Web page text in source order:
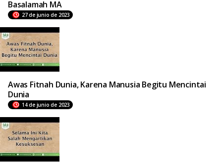
Basalamah MA
27 de junio de 2023
Awas Fitnah Dunia, Karena Manusia Begitu Mencintai
Dunia
14 de junio de 2023